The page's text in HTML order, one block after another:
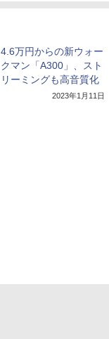
4.6万円からの新ウォー
クマン「A300」、スト
リーミングも高音質化
2023年1月11日